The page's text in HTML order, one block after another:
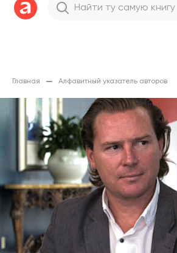
Главная Алфавитный указатель авторов